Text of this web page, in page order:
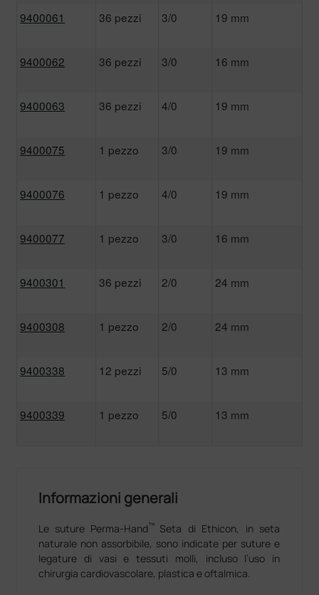
9400061 36 pezzi 3/0 19 mm
9400062 36 pezzi 3/0 16 mm
9400063 36 pezzi 4/0 19 mm
9400075 1 pezzo 3/0 19 mm
9400076 1 pezzo 4/0 19 mm
9400077 1 pezzo 3/0 16 mm
9400301 36 pezzi 2/0 24 mm
9400308 1 pezzo 2/0 24 mm
9400338 12 pezzi 5/0 13 mm
9400339 1 pezzo 5/0 13 mm
Informazioni generali
Le suture Perma-Hand™ Seta di Ethicon, in seta
naturale non assorbibile, sono indicate per suture e
legature di vasi e tessuti molli, incluso l’uso in
chirurgia cardiovascolare, plastica e oftalmica.